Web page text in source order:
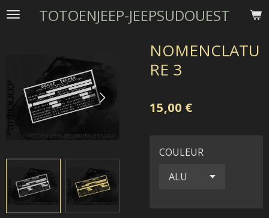
Passer
TOTOENJEEP-JEEPSUDOUEST
NOMENCLATU
RE 3
15,00 €
COULEUR